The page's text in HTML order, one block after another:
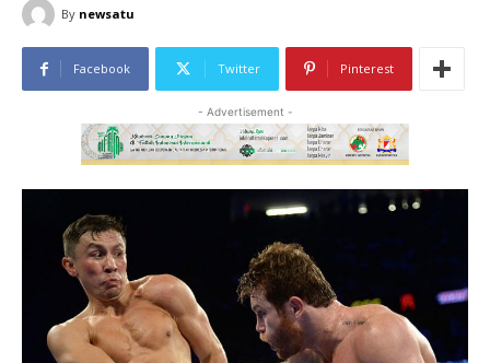
By newsatu
Facebook Twitter Pinterest
- Advertisement -